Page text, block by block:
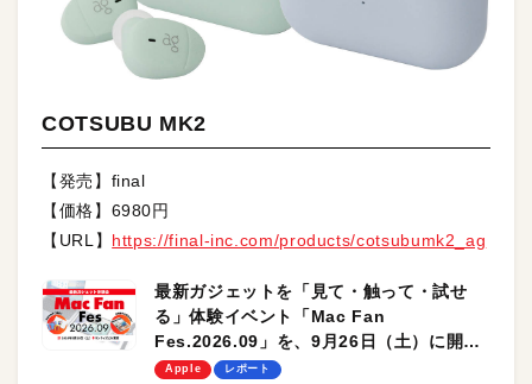
COTSUBU MK2
【発売】final
【価格】6980円
【URL】 https://final-inc.com/products/cotsubumk2_ag
最新ガジェットを「見て・触って・試せ
る」体験イベント「Mac Fan
Fes.2026.09」を、9月26日（土）に開催
します！
Apple レポート